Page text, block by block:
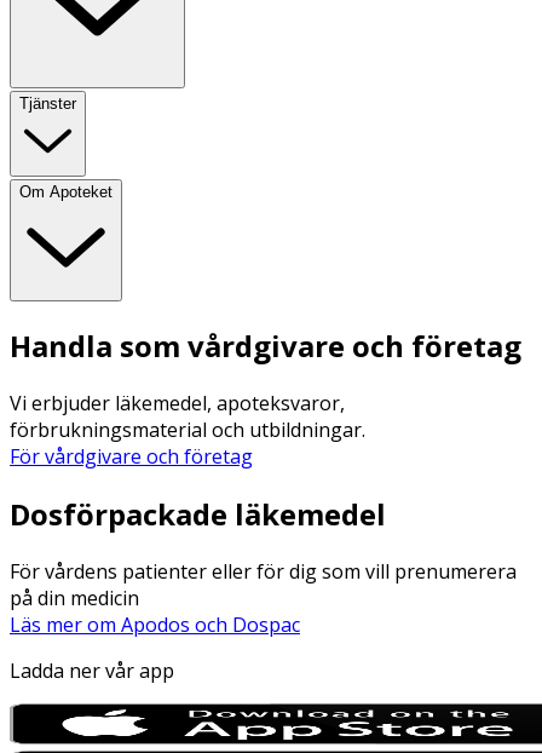
Tjänster
Om Apoteket
Handla som vårdgivare och företag
Vi erbjuder läkemedel, apoteksvaror,
förbrukningsmaterial och utbildningar.
För vårdgivare och företag
Dosförpackade läkemedel
För vårdens patienter eller för dig som vill prenumerera
på din medicin
Läs mer om Apodos och Dospac
Ladda ner vår app